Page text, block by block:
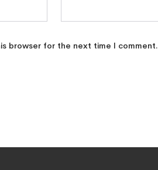
browser for the next time I comment.